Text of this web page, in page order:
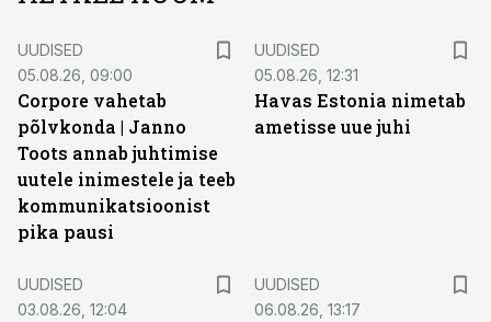
UUDISED
05.08.26, 09:00
Corpore vahetab
põlvkonda | Janno
Toots annab juhtimise
uutele inimestele ja teeb
kommunikatsioonist
pika pausi
UUDISED
05.08.26, 12:31
Havas Estonia nimetab
ametisse uue juhi
UUDISED
03.08.26, 12:04
UUDISED
06.08.26, 13:17